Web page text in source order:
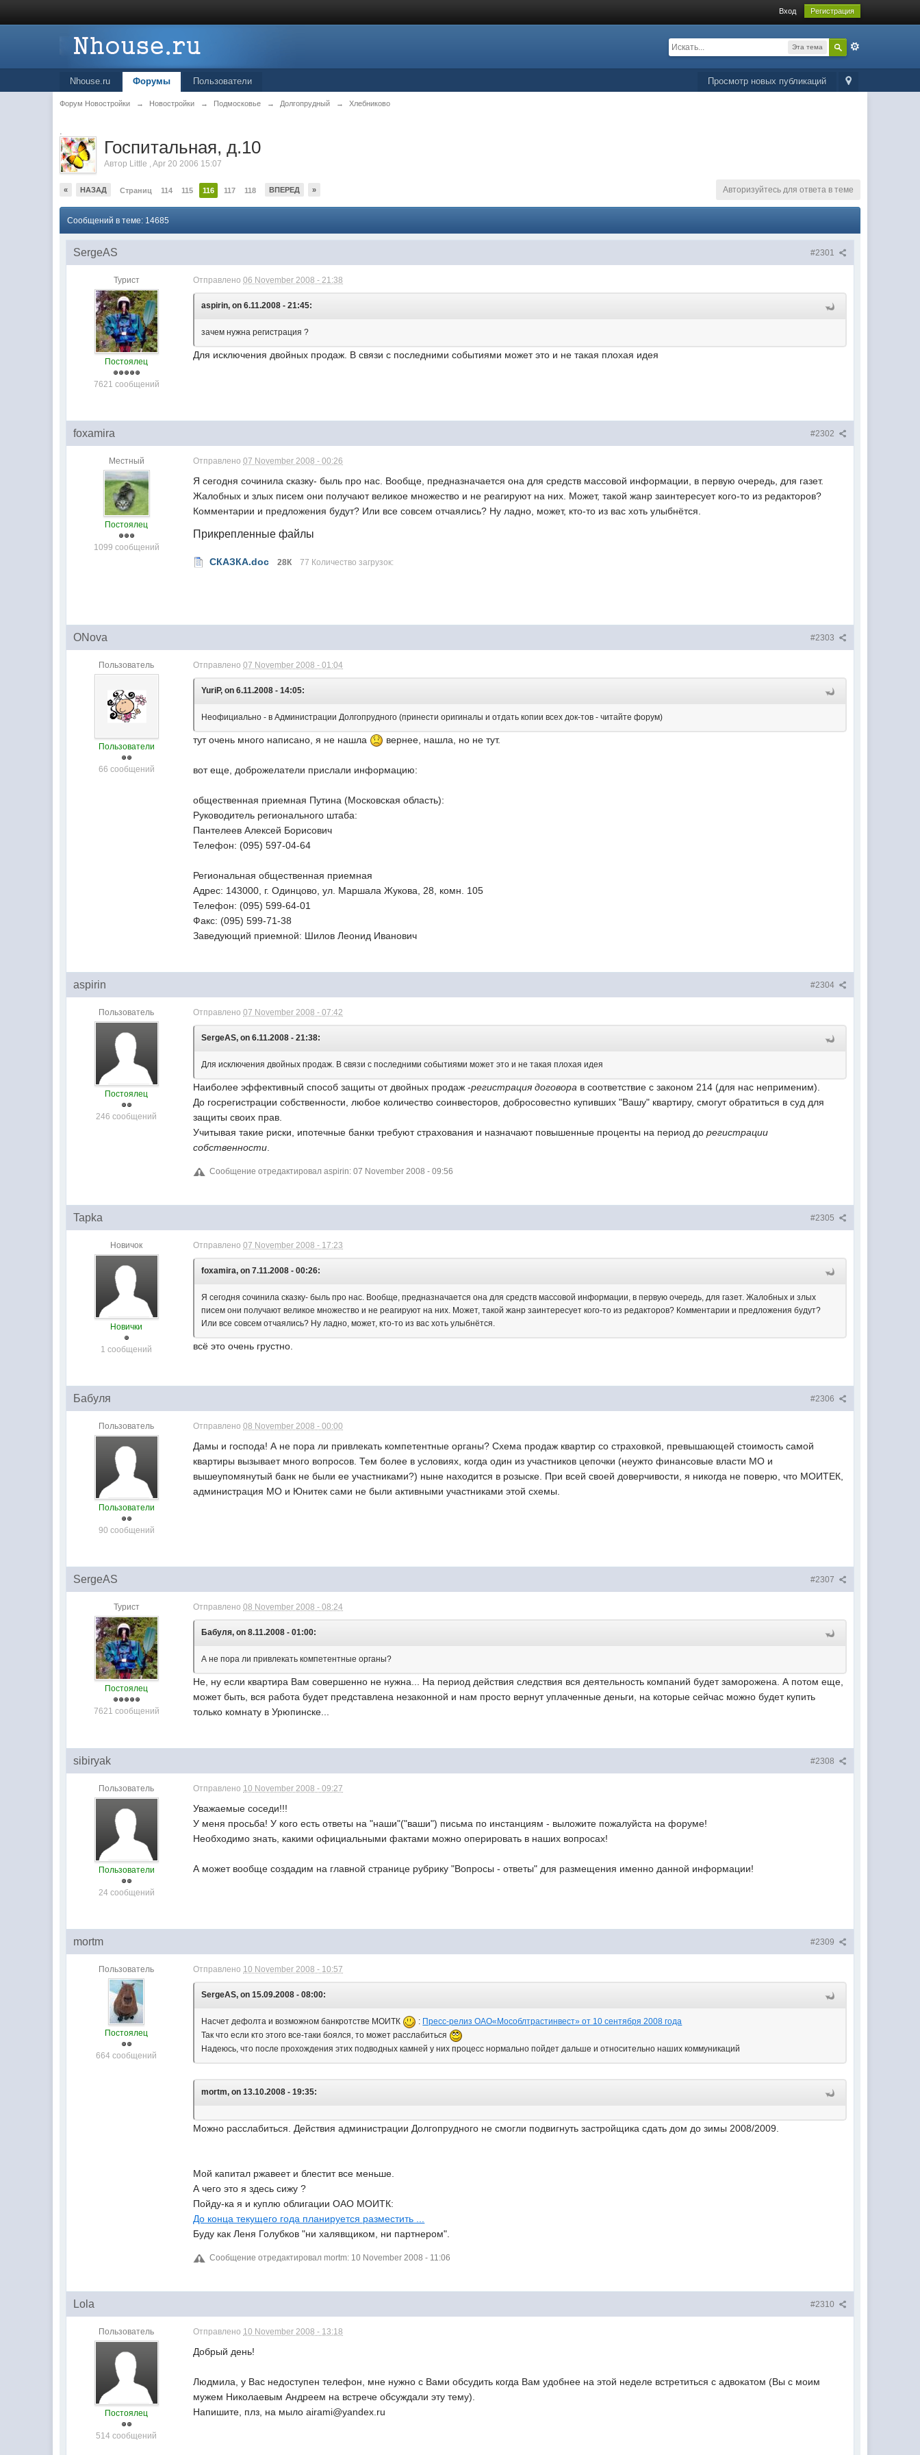
Вход Регистрация
Эта тема
Просмотр новых публикаций
Nhouse.ru Форумы Пользователи
Форум Новостройки → Новостройки → Подмосковье → Долгопрудный → Хлебниково
.
Госпитальная, д.10
Автор Little ,Apr 20 2006 15:07
« НАЗАД Страниц 114 115 116 117 118 ВПЕРЕД » Авторизуйтесь для ответа в теме
Сообщений в теме: 14685
#2301
SergeAS
Турист
Постоялец
7621 сообщений
Отправлено06 November 2008 - 21:38
aspirin, on 6.11.2008 - 21:45:
зачем нужна регистрация ?
Для исключения двойных продаж. В связи с последними событиями может это и не такая плохая идея
#2302
foxamira
Местный
Постоялец
1099 сообщений
Отправлено07 November 2008 - 00:26
Я сегодня сочинила сказку- быль про нас. Вообще, предназначается она для средств массовой информации, в первую очередь, для газет.
Жалобных и злых писем они получают великое множество и не реагируют на них. Может, такой жанр заинтересует кого-то из редакторов?
Комментарии и предложения будут? Или все совсем отчаялись? Ну ладно, может, кто-то из вас хоть улыбнётся.
Прикрепленные файлы
СКАЗКА.doc 28К 77 Количество загрузок:
#2303
ONova
Пользователь
Пользователи
66 сообщений
Отправлено07 November 2008 - 01:04
YuriP, on 6.11.2008 - 14:05:
Неофициально - в Администрации Долгопрудного (принести оригиналы и отдать копии всех док-тов - читайте форум)
тут очень много написано, я не нашла вернее, нашла, но не тут.
вот еще, доброжелатели прислали информацию:
общественная приемная Путина (Московская область):
Руководитель регионального штаба:
Пантелеев Алексей Борисович
Телефон: (095) 597-04-64
Региональная общественная приемная
Адрес: 143000, г. Одинцово, ул. Маршала Жукова, 28, комн. 105
Телефон: (095) 599-64-01
Факс: (095) 599-71-38
Заведующий приемной: Шилов Леонид Иванович
#2304
aspirin
Пользователь
Постоялец
246 сообщений
Отправлено07 November 2008 - 07:42
SergeAS, on 6.11.2008 - 21:38:
Для исключения двойных продаж. В связи с последними событиями может это и не такая плохая идея
Наиболее эффективный способ защиты от двойных продаж -регистрация договора в соответствие с законом 214 (для нас неприменим).
До госрегистрации собственности, любое количество соинвесторов, добросовестно купивших "Вашу" квартиру, смогут обратиться в суд для
защиты своих прав.
Учитывая такие риски, ипотечные банки требуют страхования и назначают повышенные проценты на период дорегистрации
собственности.
Сообщение отредактировал aspirin: 07 November 2008 - 09:56
#2305
Tapka
Новичок
Новички
1 сообщений
Отправлено07 November 2008 - 17:23
foxamira, on 7.11.2008 - 00:26:
Я сегодня сочинила сказку- быль про нас. Вообще, предназначается она для средств массовой информации, в первую очередь, для газет. Жалобных и злых
писем они получают великое множество и не реагируют на них. Может, такой жанр заинтересует кого-то из редакторов? Комментарии и предложения будут?
Или все совсем отчаялись? Ну ладно, может, кто-то из вас хоть улыбнётся.
всё это очень грустно.
#2306
Бабуля
Пользователь
Пользователи
90 сообщений
Отправлено08 November 2008 - 00:00
Дамы и господа! А не пора ли привлекать компетентные органы? Схема продаж квартир со страховкой, превышающей стоимость самой
квартиры вызывает много вопросов. Тем более в условиях, когда один из участников цепочки (неужто финансовые власти МО и
вышеупомянутый банк не были ее участниками?) ныне находится в розыске. При всей своей доверчивости, я никогда не поверю, что МОИТЕК,
администрация МО и Юнитек сами не были активными участниками этой схемы.
#2307
SergeAS
Турист
Постоялец
7621 сообщений
Отправлено08 November 2008 - 08:24
Бабуля, on 8.11.2008 - 01:00:
А не пора ли привлекать компетентные органы?
Не, ну если квартира Вам совершенно не нужна... На период действия следствия вся деятельность компаний будет заморожена. А потом еще,
может быть, вся работа будет представлена незаконной и нам просто вернут уплаченные деньги, на которые сейчас можно будет купить
только комнату в Урюпинске...
#2308
sibiryak
Пользователь
Пользователи
24 сообщений
Отправлено 10 November 2008 - 09:27
Уважаемые соседи!!!
У меня просьба! У кого есть ответы на "наши"("ваши") письма по инстанциям - выложите пожалуйста на форуме!
Необходимо знать, какими официальными фактами можно оперировать в наших вопросах!
А может вообще создадим на главной странице рубрику "Вопросы - ответы" для размещения именно данной информации!
#2309
mortm
Пользователь
Постоялец
664 сообщений
Отправлено 10 November 2008 - 10:57
SergeAS, on 15.09.2008 - 08:00:
Насчет дефолта и возможном банкротстве МОИТК : Пресс-релиз ОАО«Мособлтрастинвест» от 10 сентября 2008 года
Так что если кто этого все-таки боялся, то может расслабиться
Надеюсь, что после прохождения этих подводных камней у них процесс нормально пойдет дальше и относительно наших коммуникаций
mortm, on 13.10.2008 - 19:35:
Можно расслабиться. Действия администрации Долгопрудного не смогли подвигнуть застройщика сдать дом до зимы 2008/2009.
Мой капитал ржавеет и блестит все меньше.
А чего это я здесь сижу ?
Пойду-ка я и куплю облигации ОАО МОИТК:
До конца текущего года планируется разместить ...
Буду как Леня Голубков "ни халявщиком, ни партнером".
Сообщение отредактировал mortm: 10 November 2008 - 11:06
#2310
Lola
Пользователь
Постоялец
514 сообщений
Отправлено 10 November 2008 - 13:18
Добрый день!
Людмила, у Вас недоступен телефон, мне нужно с Вами обсудить когда Вам удобнее на этой неделе встретиться с адвокатом (Вы с моим
мужем Николаевым Андреем на встрече обсуждали эту тему).
Напишите, плз, на мыло airami@yandex.ru